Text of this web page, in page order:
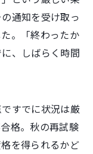
通知を受け取っ
。「終わったか
、しばらく時間
すでに状況は厳
格。秋の再試験
を得られるかど